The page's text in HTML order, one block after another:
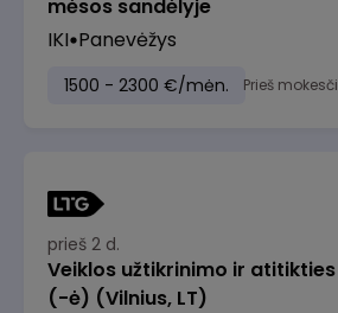
mėsos sandėlyje
IKI Panevėžys
1500 - 2300 €/mėn. Prieš
prieš 2 d.
Veiklos užtikrinimo ir
(-ė) (Vilnius, LT)